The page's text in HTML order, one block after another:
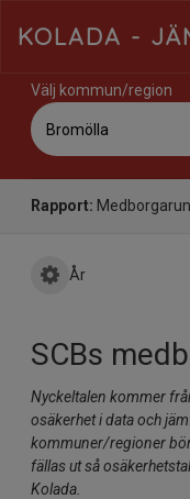
KOLADA -
Välj kommun/region
Rapport:
År
SCBs
Nyckeltalen kommer
osäkerhet i data och
kommuner/regioner
fällas ut så
Kolada.